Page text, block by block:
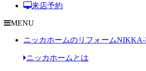
来店予約
MENU
ニッカホームのリフォームNIKKA-
ニッカホームとは